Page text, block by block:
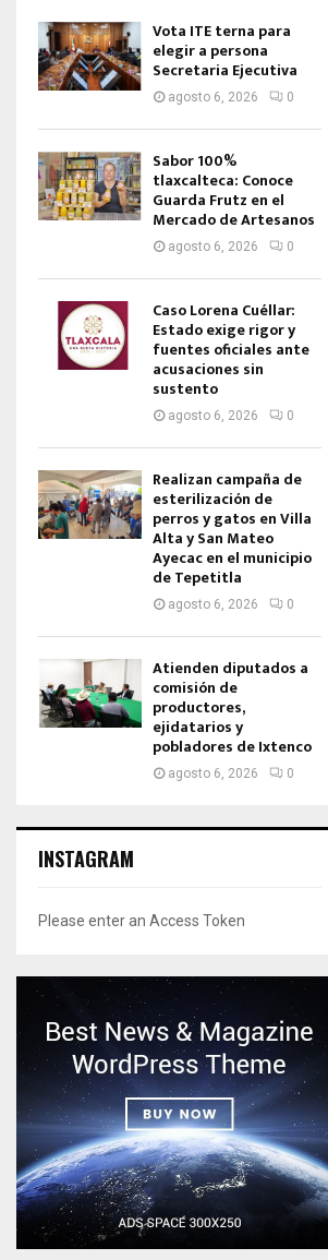
Vota ITE terna para
elegir a persona
Secretaria Ejecutiva
agosto 6, 2026 0
Sabor 100%
tlaxcalteca: Conoce
Guarda Frutz en el
Mercado de Artesanos
agosto 6, 2026 0
Caso Lorena Cuéllar:
Estado exige rigor y
fuentes oficiales ante
acusaciones sin
sustento
agosto 6, 2026 0
Realizan campaña de
esterilización de
perros y gatos en Villa
Alta y San Mateo
Ayecac en el municipio
de Tepetitla
agosto 6, 2026 0
Atienden diputados a
comisión de
productores,
ejidatarios y
pobladores de Ixtenco
agosto 6, 2026 0
INSTAGRAM
Please enter an Access Token